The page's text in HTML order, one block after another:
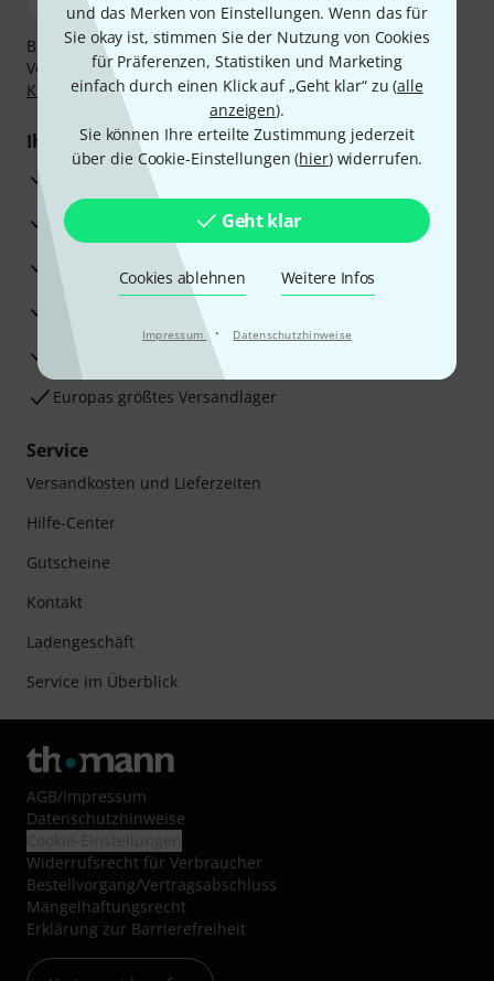
und das Merken von Einstellungen. Wenn das für
Sie okay ist, stimmen Sie der Nutzung von Cookies
für Präferenzen, Statistiken und Marketing
einfach durch einen Klick auf „Geht klar“ zu (alle
anzeigen).
Sie können Ihre erteilte Zustimmung jederzeit
über die Cookie-Einstellungen (hier) widerrufen.
Geht klar
Cookies ablehnen Weitere Infos
Impressum · Datenschutzhinweise
Bezahlen Sie vertraulich und sicher per Nachnahme,
Vorkasse, PayPal, Amazon Pay,Klarna Sofort bezahlen
Klarna Ratenzahlungoder Kreditkarte.
Ihre Vorteile
3 Jahre Thomann Garantie
30 Tage Money-Back-Garantie
Beratung durch Fachexperten
Zufriedenheitsgarantie
Europas größtes Versandlager
Service
Versandkosten und Lieferzeiten
Hilfe-Center
Gutscheine
Kontakt
Ladengeschäft
Service im Überblick
AGB/Impressum
Datenschutzhinweise
Widerrufsrecht für Verbraucher
Bestellvorgang/Vertragsabschluss
Mängelhaftungsrecht
Erklärung zur Barrierefreiheit